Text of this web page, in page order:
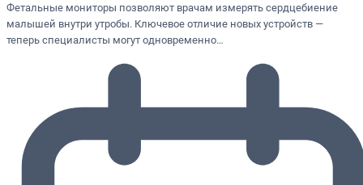
Фетальные мониторы позволяют врачам измерять сердцебиение
малышей внутри утробы. Ключевое отличие новых устройств —
теперь специалисты могут одновременно…